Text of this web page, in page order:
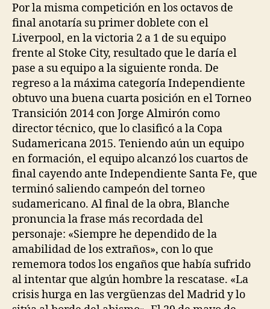
Por la misma competición en los octavos de
final anotaría su primer doblete con el
Liverpool, en la victoria 2 a 1 de su equipo
frente al Stoke City, resultado que le daría el
pase a su equipo a la siguiente ronda. De
regreso a la máxima categoría Independiente
obtuvo una buena cuarta posición en el Torneo
Transición 2014 con Jorge Almirón como
director técnico, que lo clasificó a la Copa
Sudamericana 2015. Teniendo aún un equipo
en formación, el equipo alcanzó los cuartos de
final cayendo ante Independiente Santa Fe, que
terminó saliendo campeón del torneo
sudamericano. Al final de la obra, Blanche
pronuncia la frase más recordada del
personaje: «Siempre he dependido de la
amabilidad de los extraños», con lo que
rememora todos los engaños que había sufrido
al intentar que algún hombre la rescatase. «La
crisis hurga en las vergüenzas del Madrid y lo